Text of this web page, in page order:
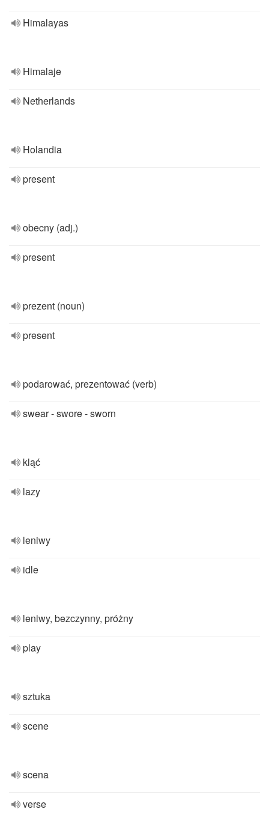
Himalayas
Himalaje
Netherlands
Holandia
present
obecny (adj.)
present
prezent (noun)
present
podarować, prezentować (verb)
swear - swore - sworn
kląć
lazy
leniwy
idle
leniwy, bezczynny, próżny
play
sztuka
scene
scena
verse